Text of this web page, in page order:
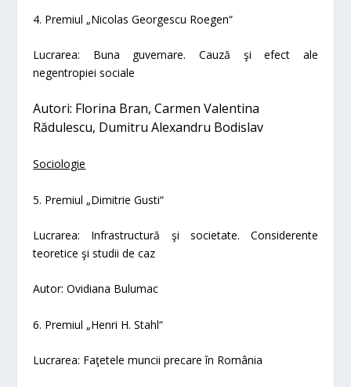
4. Premiul „Nicolas Georgescu Roegen“
Lucrarea: Buna guvernare. Cauză şi efect ale
negentropiei sociale
Autori: Florina Bran, Carmen Valentina
Rădulescu, Dumitru Alexandru Bodislav
Sociologie
5. Premiul „Dimitrie Gusti“
Lucrarea: Infrastructură şi societate. Considerente
teoretice şi studii de caz
Autor: Ovidiana Bulumac
6. Premiul „Henri H. Stahl“
Lucrarea: Faţetele muncii precare în România